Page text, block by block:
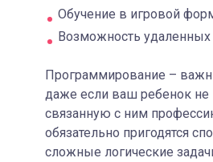
Обучение в игровой
Возможность удаленных
Программирование –
даже если ваш ребенок не
связанную с ним
обязательно пригодятся
сложные логические